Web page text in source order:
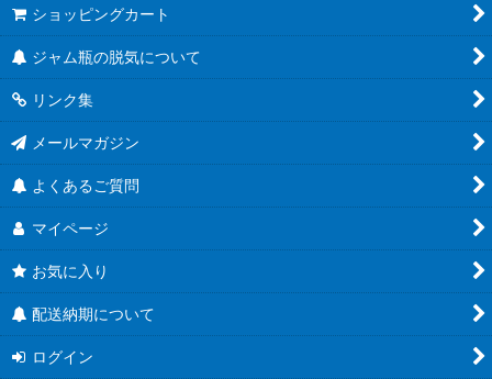
ショッピングカート
ジャム瓶の脱気について
リンク集
メールマガジン
よくあるご質問
マイページ
お気に入り
配送納期について
ログイン